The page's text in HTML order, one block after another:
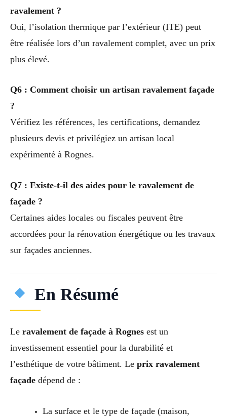
ravalement ?
Oui, l’isolation thermique par l’extérieur (ITE) peut
être réalisée lors d’un ravalement complet, avec un prix
plus élevé.
Q6 : Comment choisir un artisan ravalement façade
?
Vérifiez les références, les certifications, demandez
plusieurs devis et privilégiez un artisan local
expérimenté à Rognes.
Q7 : Existe-t-il des aides pour le ravalement de
façade ?
Certaines aides locales ou fiscales peuvent être
accordées pour la rénovation énergétique ou les travaux
sur façades anciennes.
En Résumé
Le ravalement de façade à Rognes est un
investissement essentiel pour la durabilité et
l’esthétique de votre bâtiment. Le prix ravalement
façade dépend de :
La surface et le type de façade (maison,